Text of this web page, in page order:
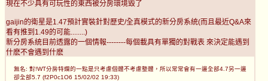
現在不少具有可玩性的東西被分房環境毀了
gaijin的衛星是1.47預計實裝針對歷史/全真模式的新分房系統(而且最近Q&A來
看有推到1.49的可能........)
新分房系統目前透露的一個情報--------每個載具有單獨的對戰表 來決定能遇到
什麽不會遇到什麽
無名: 對!WT分房特爛的一點是只考慮個體不考慮整體，所以常常會有一邊全部4.7另一邊
卻全部5.7 (f2P0c1O6 15/02/02 19:33)